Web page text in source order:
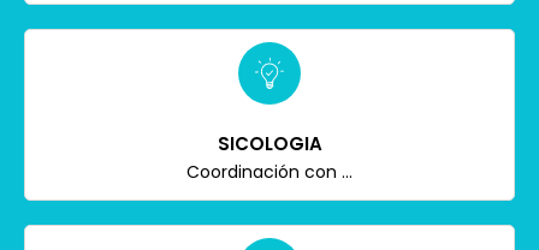
SICOLOGIA
Coordinación con ...